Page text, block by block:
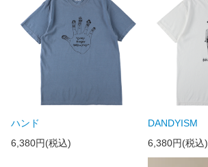
ハンド
6,380円(税込)
DANDYISM
6,380円(税込)